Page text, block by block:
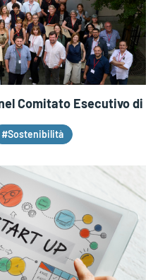
Comitato Esecutivo di
#Sostenibilità